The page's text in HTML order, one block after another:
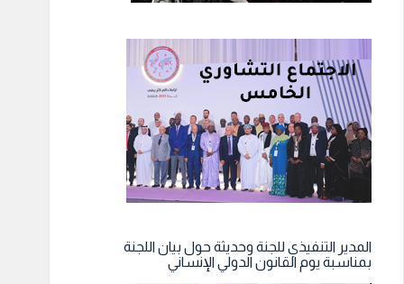
المدير التنفيذي للجنة وحديثة حول بيان اللجنة
بمناسبة يوم القانون الدولي الإنساني